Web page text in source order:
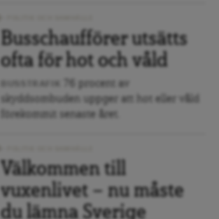
Busschaufförer utsätts
ofta för hot och våld
76 procent av
skyddsombuden uppger att hot eller våld
förekommit senaste året.
Välkommen till
vuxenlivet — nu måste
du lämna Sverige